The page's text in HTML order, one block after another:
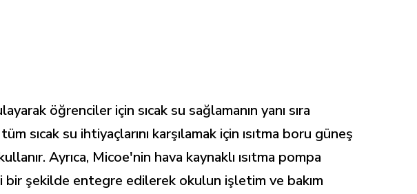
öğrenciler için sıcak su sağlamanın yanı sıra
sıcak su ihtiyaçlarını karşılamak için ısıtma boru güneş
Ayrıca, Micoe'nin hava kaynaklı ısıtma pompa
şekilde entegre edilerek okulun işletim ve bakım